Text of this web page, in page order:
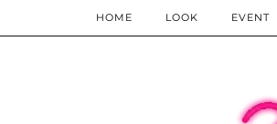
HOME LOOK EVENT